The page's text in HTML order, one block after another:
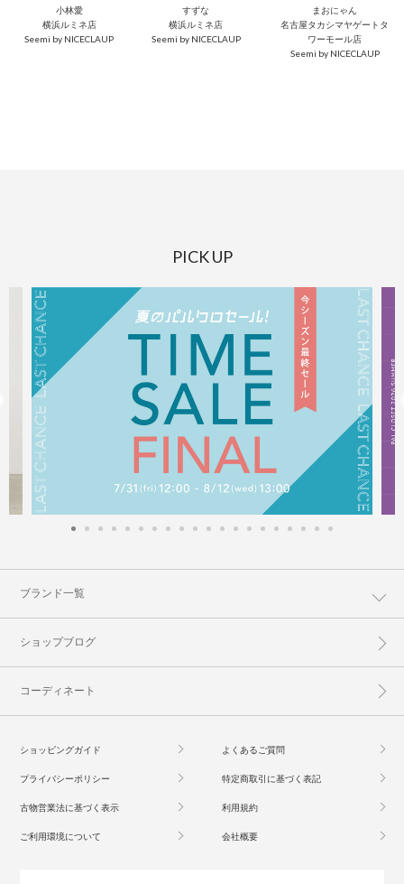
小林愛
横浜ルミネ店
Seemi by NICECLAUP
すずな
横浜ルミネ店
Seemi by NICECLAUP
まおにゃん
名古屋タカシマヤゲートタ
ワーモール店
Seemi by NICECLAUP
PICK UP
ブランド一覧
ショップブログ
コーディネート
ショッピングガイド よくあるご質問
プライバシーポリシー 特定商取引に基づく表記
古物営業法に基づく表示 利用規約
ご利用環境について 会社概要